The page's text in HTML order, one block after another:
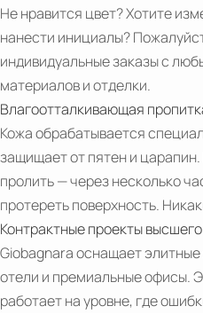
Не нравится цвет? Хотите
нанести инициалы?
индивидуальные заказы с
материалов и отделки.
Влагоотталкивающая
Кожа обрабатывается
защищает от пятен и
пролить — через несколько
протереть поверхность.
Контрактные проекты
Giobagnara оснащает
отели и премиальные офисы.
работает на уровне, где